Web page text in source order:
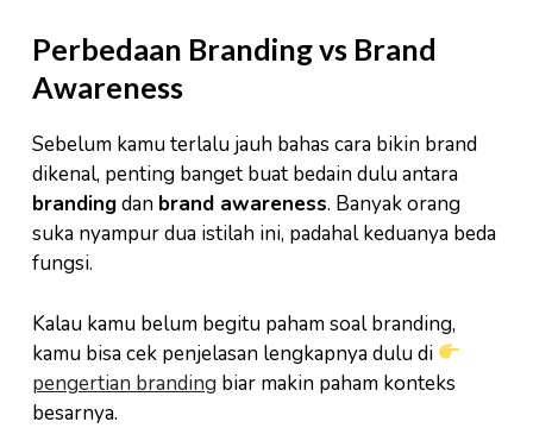
Perbedaan Branding vs Brand
Awareness
Sebelum kamu terlalu jauh bahas cara bikin brand
dikenal, penting banget buat bedain dulu antara
brandingdan brand awareness. Banyak orang
suka nyampur dua istilah ini, padahal keduanya beda
fungsi.
Kalau kamu belum begitu paham soal branding,
kamu bisa cek penjelasan lengkapnya dulu di
pengertian branding biar makin paham konteks
besarnya.